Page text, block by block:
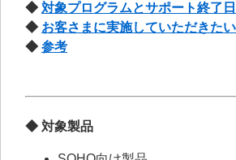
◆ 対象プログラムとサポート終了日
◆ お客さまに実施していただきた
◆ 参考
◆ 対象製品